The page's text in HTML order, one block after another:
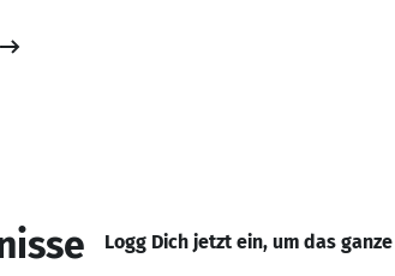
Logg Dich jetzt ein, um das